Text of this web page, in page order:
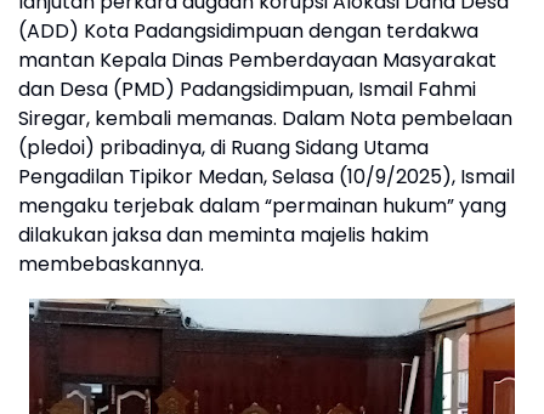
(ADD) Kota Padangsidimpuan dengan terdakwa
mantan Kepala Dinas Pemberdayaan Masyarakat
dan Desa (PMD) Padangsidimpuan, Ismail Fahmi
Siregar, kembali memanas. Dalam Nota pembelaan
(pledoi) pribadinya, di Ruang Sidang Utama
Pengadilan Tipikor Medan, Selasa (10/9/2025), Ismail
mengaku terjebak dalam “permainan hukum” yang
dilakukan jaksa dan meminta majelis hakim
membebaskannya.